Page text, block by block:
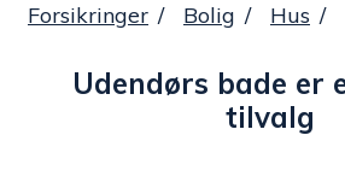
Forsikringer Bolig Hus
Udendørs bade er
tilvalg